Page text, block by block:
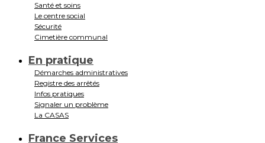
Santé et soins
Le centre social
Sécurité
Cimetière communal
En pratique
Démarches administratives
Registre des arrêtés
Infos pratiques
Signaler un problème
La CASAS
France Services